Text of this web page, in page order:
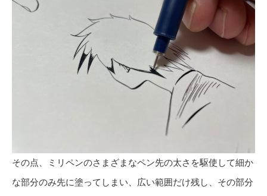
その点、ミリペンのさまざまなペン先の太さを駆使して細か
な部分のみ先に塗ってしまい、広い範囲だけ残し、その部分